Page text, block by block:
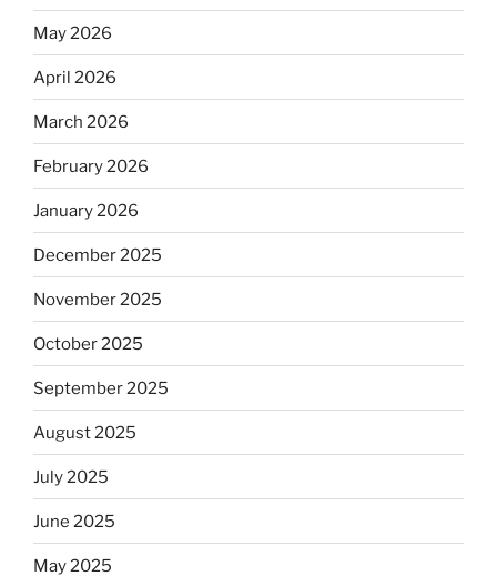
May 2026
April 2026
March 2026
February 2026
January 2026
December 2025
November 2025
October 2025
September 2025
August 2025
July 2025
June 2025
May 2025